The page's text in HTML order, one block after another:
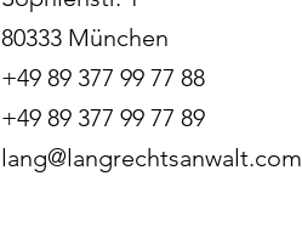
80333 München
+49 89 377 99 77 88
+49 89 377 99 77 89
lang@langrechtsanwalt.com